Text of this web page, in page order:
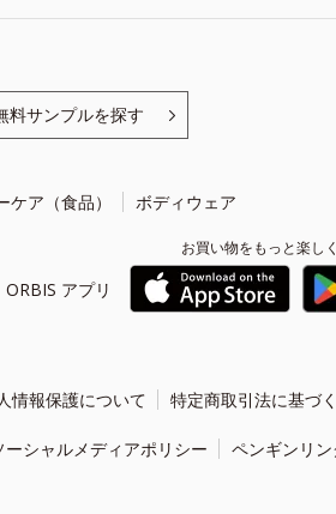
料サンプルを探す
ケア（食品） ボディウェア
ORBIS アプリ
お買い物をもっと楽し
情報保護について 特定商取引法に基づ
ーシャルメディアポリシー ペンギンリ